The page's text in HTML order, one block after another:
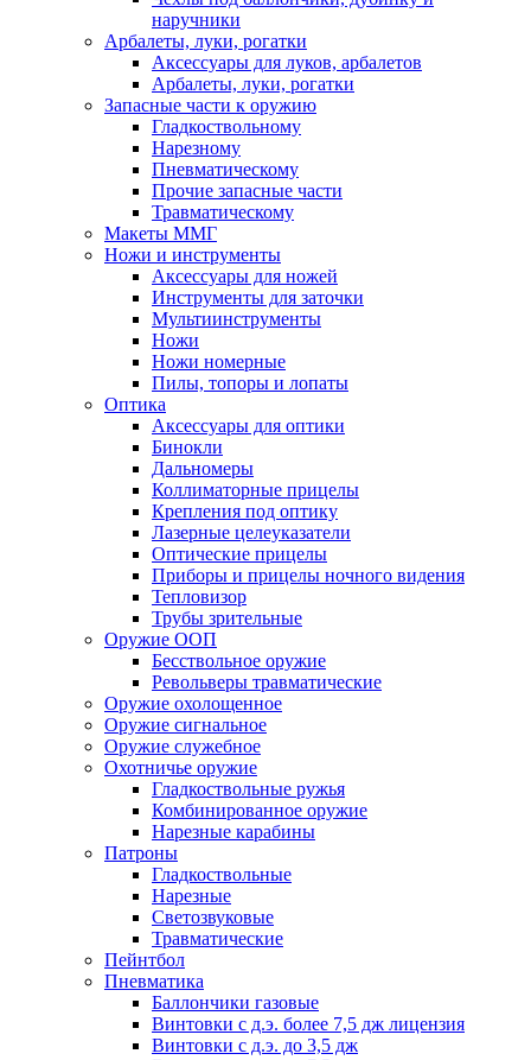
наручники
Арбалеты, луки, рогатки
Аксессуары для луков, арбалетов
Арбалеты, луки, рогатки
Запасные части к оружию
Гладкоствольному
Нарезному
Пневматическому
Прочие запасные части
Травматическому
Макеты ММГ
Ножи и инструменты
Аксессуары для ножей
Инструменты для заточки
Мультиинструменты
Ножи
Ножи номерные
Пилы, топоры и лопаты
Оптика
Аксессуары для оптики
Бинокли
Дальномеры
Коллиматорные прицелы
Крепления под оптику
Лазерные целеуказатели
Оптические прицелы
Приборы и прицелы ночного видения
Тепловизор
Трубы зрительные
Оружие ООП
Бесствольное оружие
Револьверы травматические
Оружие охолощенное
Оружие сигнальное
Оружие служебное
Охотничье оружие
Гладкоствольные ружья
Комбинированное оружие
Нарезные карабины
Патроны
Гладкоствольные
Нарезные
Светозвуковые
Травматические
Пейнтбол
Пневматика
Баллончики газовые
Винтовки с д.э. более 7,5 дж лицензия
Винтовки с д.э. до 3,5 дж